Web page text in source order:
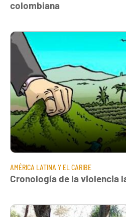
colombiana
AMÉRICA LATINA Y EL CARIBE
Cronología de la violencia